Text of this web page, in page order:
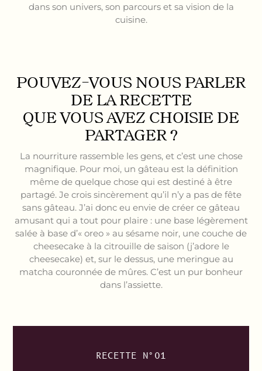
dans son univers, son parcours et sa vision de la
cuisine.
POUVEZ-VOUS NOUS PARLER
DE LA RECETTE
QUE VOUS AVEZ CHOISIE DE
PARTAGER ?
La nourriture rassemble les gens, et c’est une chose
magnifique. Pour moi, un gâteau est la définition
même de quelque chose qui est destiné à être
partagé. Je crois sincèrement qu’il n’y a pas de fête
sans gâteau. J’ai donc eu envie de créer ce gâteau
amusant qui a tout pour plaire : une base légèrement
salée à base d’« oreo » au sésame noir, une couche de
cheesecake à la citrouille de saison (j’adore le
cheesecake) et, sur le dessus, une meringue au
matcha couronnée de mûres. C’est un pur bonheur
dans l’assiette.
RECETTE N°01